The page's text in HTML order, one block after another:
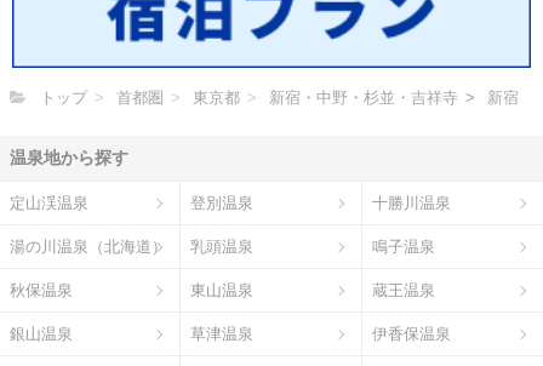
トップ 首都圏 東京都 新宿・中野・杉並・吉祥寺 新宿
温泉地から探す
定山渓温泉 登別温泉 十勝川温泉
湯の川温泉（北海道） 乳頭温泉 鳴子温泉
秋保温泉 東山温泉 蔵王温泉
銀山温泉 草津温泉 伊香保温泉